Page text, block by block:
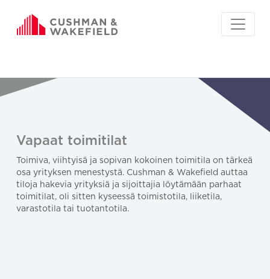
Vapaat toimitilat
Toimiva, viihtyisä ja sopivan kokoinen toimitila on tärkeä
osa yrityksen menestystä. Cushman & Wakefield auttaa
tiloja hakevia yrityksiä ja sijoittajia löytämään parhaat
toimitilat, oli sitten kyseessä toimistotila, liiketila,
varastotila tai tuotantotila.